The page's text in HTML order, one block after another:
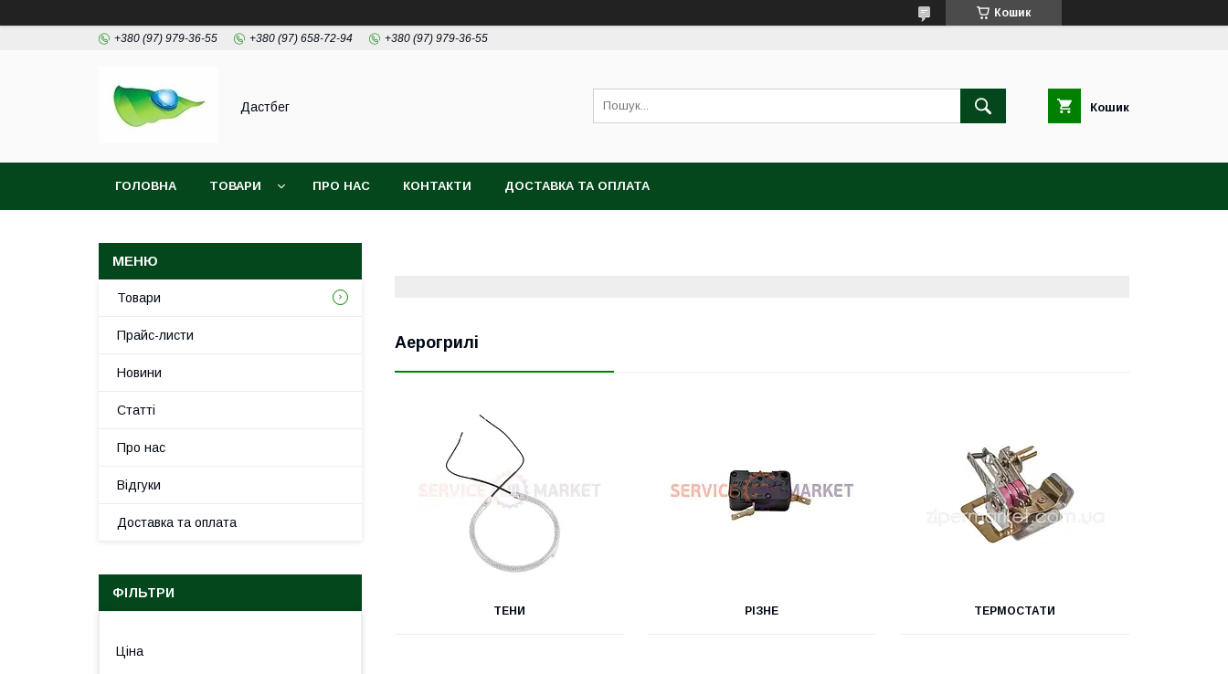
Кошик
+380 (97) 979-36-55 +380 (97) 658-72-94 +380 (97) 979-36-55
Дастбег Кошик
ГОЛОВНА ТОВАРИ ПРО НАС КОНТАКТИ ДОСТАВКА ТА ОПЛАТА
Аерогрилі
ТЕНИ РІЗНЕ ТЕРМОСТАТИ
Товари
Прайс-листи
Новини
Статті
Про нас
Відгуки
Доставка та оплата
ФІЛЬТРИ
Ціна